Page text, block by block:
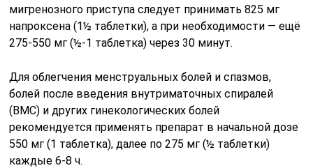
мигренозного приступа следует принимать 825 мг
напроксена (1½ таблетки), а при необходимости — ещё
275-550 мг (½-1 таблетка) через 30 минут.
Для облегчения менструальных болей и спазмов,
болей после введения внутриматочных спиралей
(ВМС) и других гинекологических болей
рекомендуется применять препарат в начальной дозе
550 мг (1 таблетка), далее по 275 мг (½ таблетки)
каждые 6-8 ч.